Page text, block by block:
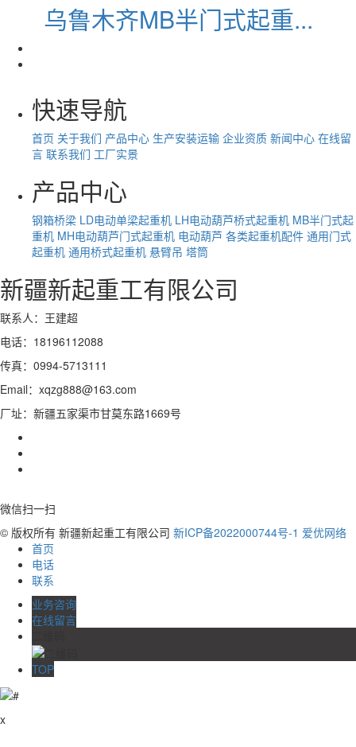
乌鲁木齐MB半门式起重...
快速导航
首页 关于我们 产品中心 生产安装运输 企业资质 新闻中心 在线留
言 联系我们 工厂实景
产品中心
钢箱桥梁 LD电动单梁起重机 LH电动葫芦桥式起重机 MB半门式起
重机 MH电动葫芦门式起重机 电动葫芦 各类起重机配件 通用门式
起重机 通用桥式起重机 悬臂吊 塔筒
新疆新起重工有限公司
联系人：王建超
电话：18196112088
传真：0994-5713111
Email：xqzg888@163.com
厂址：新疆五家渠市甘莫东路1669号
微信扫一扫
© 版权所有 新疆新起重工有限公司 新ICP备2022000744号-1 爱优网络
首页
电话
联系
业务咨询
在线留言
TOP
x